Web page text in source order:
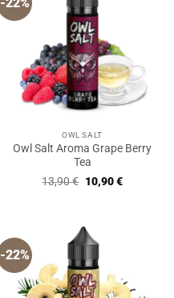
OWL SALT
Owl Salt Aroma Grape Berry
Tea
13,90€ Ursprünglicher
Preis
10,90€Aktueller
-22%